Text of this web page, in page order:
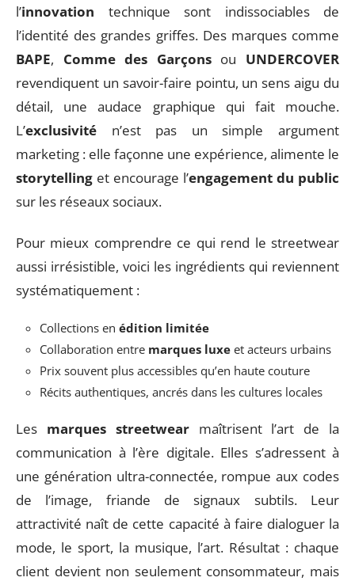
l’innovation technique sont indissociables de
l’identité des grandes griffes. Des marques comme
BAPE, Comme des Garçonsou UNDERCOVER
revendiquent un savoir-faire pointu, un sens aigu du
détail, une audace graphique qui fait mouche.
L’exclusivité n’est pas un simple argument
marketing : elle façonne une expérience, alimente le
storytelling et encourage l’engagement du public
sur les réseaux sociaux.
Pour mieux comprendre ce qui rend le streetwear
aussi irrésistible, voici les ingrédients qui reviennent
systématiquement :
Collections en édition limitée
Collaboration entre marques luxe et acteurs urbains
Prix souvent plus accessibles qu’en haute couture
Récits authentiques, ancrés dans les cultures locales
Les marques streetwearmaîtrisent l’art de la
communication à l’ère digitale. Elles s’adressent à
une génération ultra-connectée, rompue aux codes
de l’image, friande de signaux subtils. Leur
attractivité naît de cette capacité à faire dialoguer la
mode, le sport, la musique, l’art. Résultat : chaque
client devient non seulement consommateur, mais